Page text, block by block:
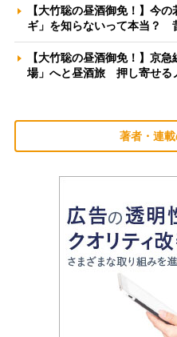
【大竹聡の昼酒御免！】今
ギ」を知らないって本当？
【大竹聡の昼酒御免！】京
場」へと昼酒旅 押し寄せる
著者・連